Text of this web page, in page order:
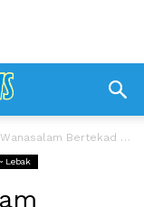
Tingkatkan Fungsi Pengawasan Desa
Lebak